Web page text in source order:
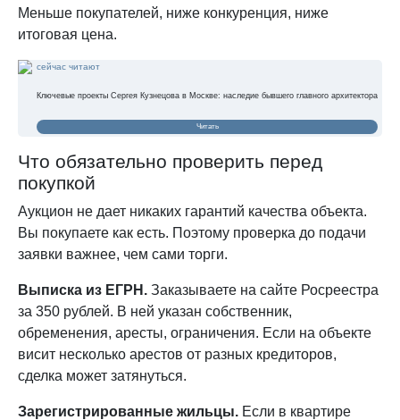
Меньше покупателей, ниже конкуренция, ниже
итоговая цена.
сейчас читают
Ключевые проекты Сергея Кузнецова в Москве: наследие бывшего главного архитектора
Читать
Что обязательно проверить перед
покупкой
Аукцион не дает никаких гарантий качества объекта.
Вы покупаете как есть. Поэтому проверка до подачи
заявки важнее, чем сами торги.
Выписка из ЕГРН. Заказываете на сайте Росреестра
за 350 рублей. В ней указан собственник,
обременения, аресты, ограничения. Если на объекте
висит несколько арестов от разных кредиторов,
сделка может затянуться.
Зарегистрированные жильцы. Если в квартире